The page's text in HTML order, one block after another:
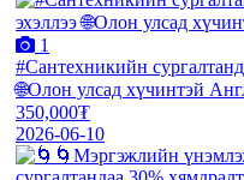
1
#Сантехникийн
🌐Олон улсад хүчинтэй
350,000₮
2026-06-10